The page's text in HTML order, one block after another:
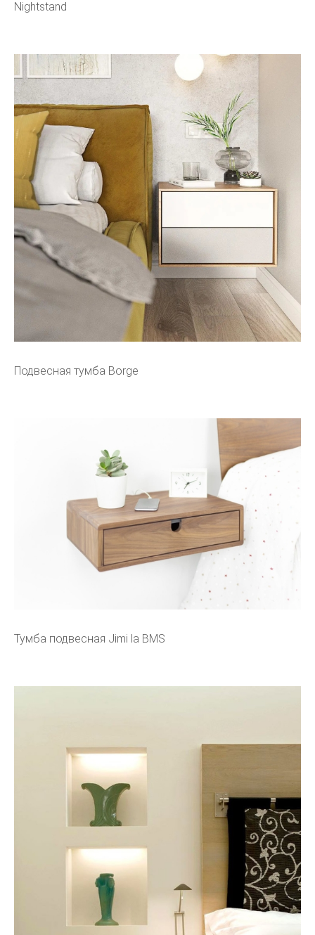
Nightstand
Подвесная тумба Borge
Тумба подвесная Jimi la BMS